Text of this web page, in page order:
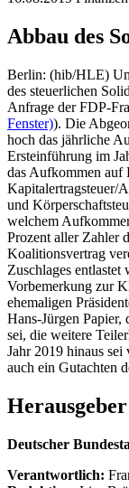
Abbau des
Berlin: (hib/HLE)
des steuerlichen
Anfrage der FDP-
Fenster)). Die
hoch das jährliche
Ersteinführung im
das Aufkommen auf
Kapitalertragsteuer/
und
welchem
Prozent aller Zahler
Koalitionsvertrag
Zuschlages
Vorbemerkung zur
ehemaligen
Hans-Jürgen Papier,
sei, die weitere
Jahr 2019 hinaus
auch ein Gutachten
Herausgeber
Deutscher
Verantwortlich: